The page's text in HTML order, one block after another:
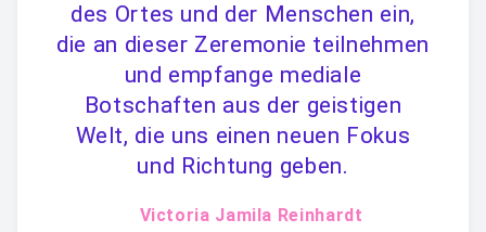
des Ortes und der Menschen ein,
die an dieser Zeremonie teilnehmen
und empfange mediale
Botschaften aus der geistigen
Welt, die uns einen neuen Fokus
und Richtung geben.
Victoria Jamila Reinhardt